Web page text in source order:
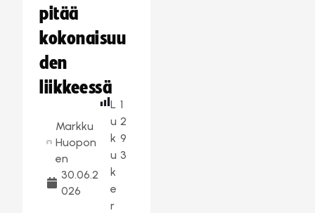
pitää
kokonaisuu
den
liikkeessä
Markku
Huopon
en
30.06.2
026
L
u
k
u
k
e
r
1
2
9
3